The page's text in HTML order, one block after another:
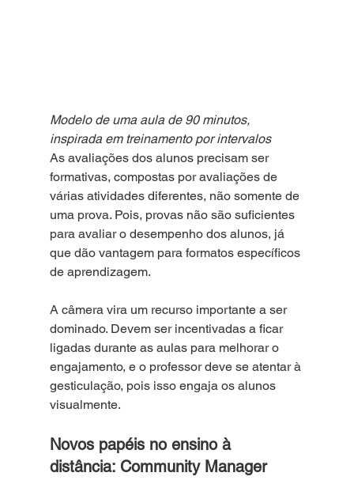
Modelo de uma aula de 90 minutos,
inspirada em treinamento por intervalos
As avaliações dos alunos precisam ser
formativas, compostas por avaliações de
várias atividades diferentes, não somente de
uma prova. Pois, provas não são suficientes
para avaliar o desempenho dos alunos, já
que dão vantagem para formatos específicos
de aprendizagem.
A câmera vira um recurso importante a ser
dominado. Devem ser incentivadas a ficar
ligadas durante as aulas para melhorar o
engajamento, e o professor deve se atentar à
gesticulação, pois isso engaja os alunos
visualmente.
Novos papéis no ensino à
distância: Community Manager